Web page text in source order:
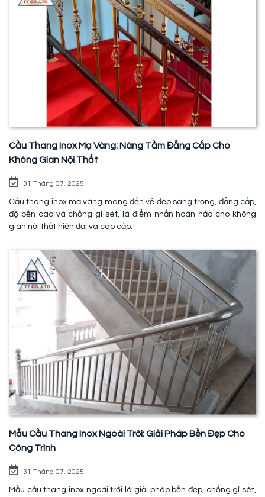
Cầu Thang Inox Mạ Vàng: Nâng Tầm Đẳng Cấp Cho
Không Gian Nội Thất
31 Tháng 07, 2025
Cầu thang inox mạ vàng mang đến vẻ đẹp sang trọng, đẳng cấp,
độ bền cao và chống gỉ sét, là điểm nhấn hoàn hảo cho không
gian nội thất hiện đại và cao cấp.
Mẫu Cầu Thang Inox Ngoài Trời: Giải Pháp Bền Đẹp Cho
Công Trình
31 Tháng 07, 2025
Mẫu cầu thang inox ngoài trời là giải pháp bền đẹp, chống gỉ sét,